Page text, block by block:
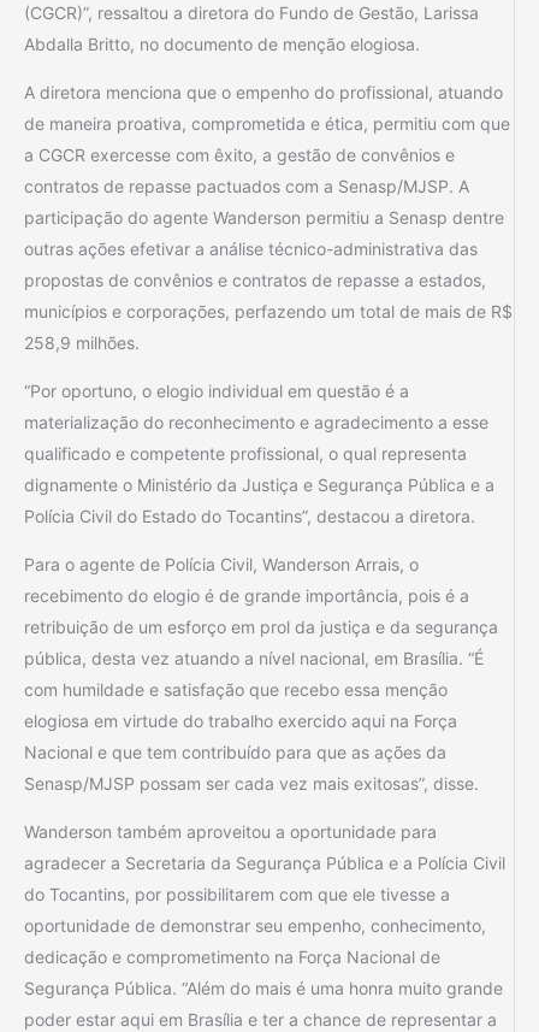
(CGCR)”, ressaltou a diretora do Fundo de Gestão, Larissa
Abdalla Britto, no documento de menção elogiosa.
A diretora menciona que o empenho do profissional, atuando
de maneira proativa, comprometida e ética, permitiu com que
a CGCR exercesse com êxito, a gestão de convênios e
contratos de repasse pactuados com a Senasp/MJSP. A
participação do agente Wanderson permitiu a Senasp dentre
outras ações efetivar a análise técnico-administrativa das
propostas de convênios e contratos de repasse a estados,
municípios e corporações, perfazendo um total de mais de R$
258,9 milhões.
“Por oportuno, o elogio individual em questão é a
materialização do reconhecimento e agradecimento a esse
qualificado e competente profissional, o qual representa
dignamente o Ministério da Justiça e Segurança Pública e a
Polícia Civil do Estado do Tocantins”, destacou a diretora.
Para o agente de Polícia Civil, Wanderson Arrais, o
recebimento do elogio é de grande importância, pois é a
retribuição de um esforço em prol da justiça e da segurança
pública, desta vez atuando a nível nacional, em Brasília. “É
com humildade e satisfação que recebo essa menção
elogiosa em virtude do trabalho exercido aqui na Força
Nacional e que tem contribuído para que as ações da
Senasp/MJSP possam ser cada vez mais exitosas”, disse.
Wanderson também aproveitou a oportunidade para
agradecer a Secretaria da Segurança Pública e a Polícia Civil
do Tocantins, por possibilitarem com que ele tivesse a
oportunidade de demonstrar seu empenho, conhecimento,
dedicação e comprometimento na Força Nacional de
Segurança Pública. “Além do mais é uma honra muito grande
poder estar aqui em Brasília e ter a chance de representar a